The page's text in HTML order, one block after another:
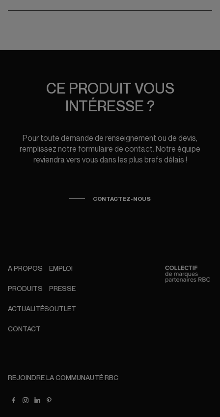
CE PRODUIT VOUS
INTÉRESSE ?
Pour toute demande de renseignement ou de devis,
remplissez notre formulaire de contact. Notre équipe
reviendra vers vous dans les plus brefs délais !
CONTACTEZ-NOUS
À PROPOS
PRODUITS
ACTUALITÉS
CONTACT
EMPLOI
PRESSE
OUTLET
REJOINDRE LA COMMUNAUTÉ RBC